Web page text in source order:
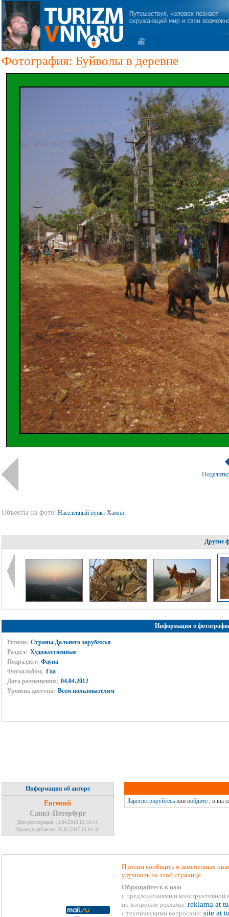
Фотография: Буйволы в деревне
Объекты на фото: Населённый пункт Хампи
Другие
Информация о
Регион: Страны Дальнего зарубежья
Раздел: Художественные
Подраздел: Фауна
Фотоальбом: Гоа
Дата размещения: 04.04.2012
Уровень доступа: Всем пользователям
Информация об авторе
Евгений
Санкт-Петербург
Дата регистрации: 11.04.2010 12:18:14
Предыдущий визит: 26.02.2017 15:04:37
Зарегистрируйтесьили войдите, и вы
Просим сообщить о замеченных
улучшить на этой странице
Обращайтесь к нам
с предложениями и конструктивной
по вопросам рекламы: reklama at
с техническими вопросами: site at